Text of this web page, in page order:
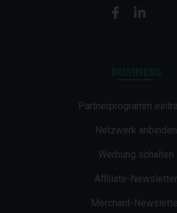
Partnerprogramm
Netzwerk anbinden
Werbung schalten
Affiliate-Newsletter
Merchant-